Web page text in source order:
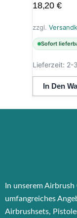
18,20 €
zzgl.
Sofort
Lieferzeit: 2-
In Den
In unserem
umfangreiches
Airbrushsets,